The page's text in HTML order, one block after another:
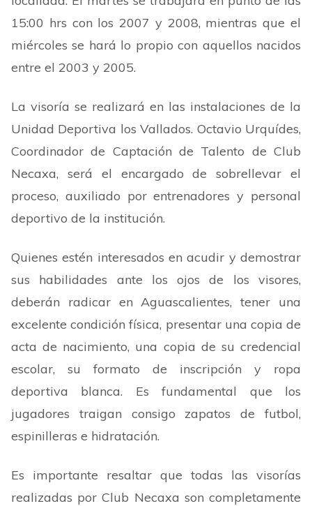
15:00 hrs con los 2007 y 2008, mientras que el
miércoles se hará lo propio con aquellos nacidos
entre el 2003 y 2005.
La visoría se realizará en las instalaciones de la
Unidad Deportiva los Vallados. Octavio Urquídes,
Coordinador de Captación de Talento de Club
Necaxa, será el encargado de sobrellevar el
proceso, auxiliado por entrenadores y personal
deportivo de la institución.
Quienes estén interesados en acudir y demostrar
sus habilidades ante los ojos de los visores,
deberán radicar en Aguascalientes, tener una
excelente condición física, presentar una copia de
acta de nacimiento, una copia de su credencial
escolar, su formato de inscripción y ropa
deportiva blanca. Es fundamental que los
jugadores traigan consigo zapatos de futbol,
espinilleras e hidratación.
Es importante resaltar que todas las visorías
realizadas por Club Necaxa son completamente